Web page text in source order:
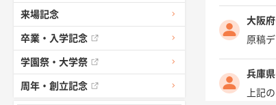
来場記念
卒業・入学記念
学園祭・大学祭
周年・創立記念
大阪
原稿
兵庫
上記